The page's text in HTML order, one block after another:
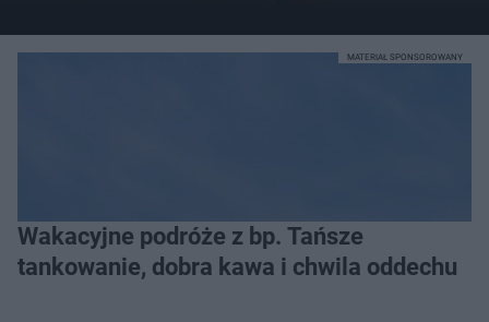
Wakacyjne podróże z bp. Tańsze
tankowanie, dobra kawa i chwila oddechu
MATERIAŁ SPONSOROWANY